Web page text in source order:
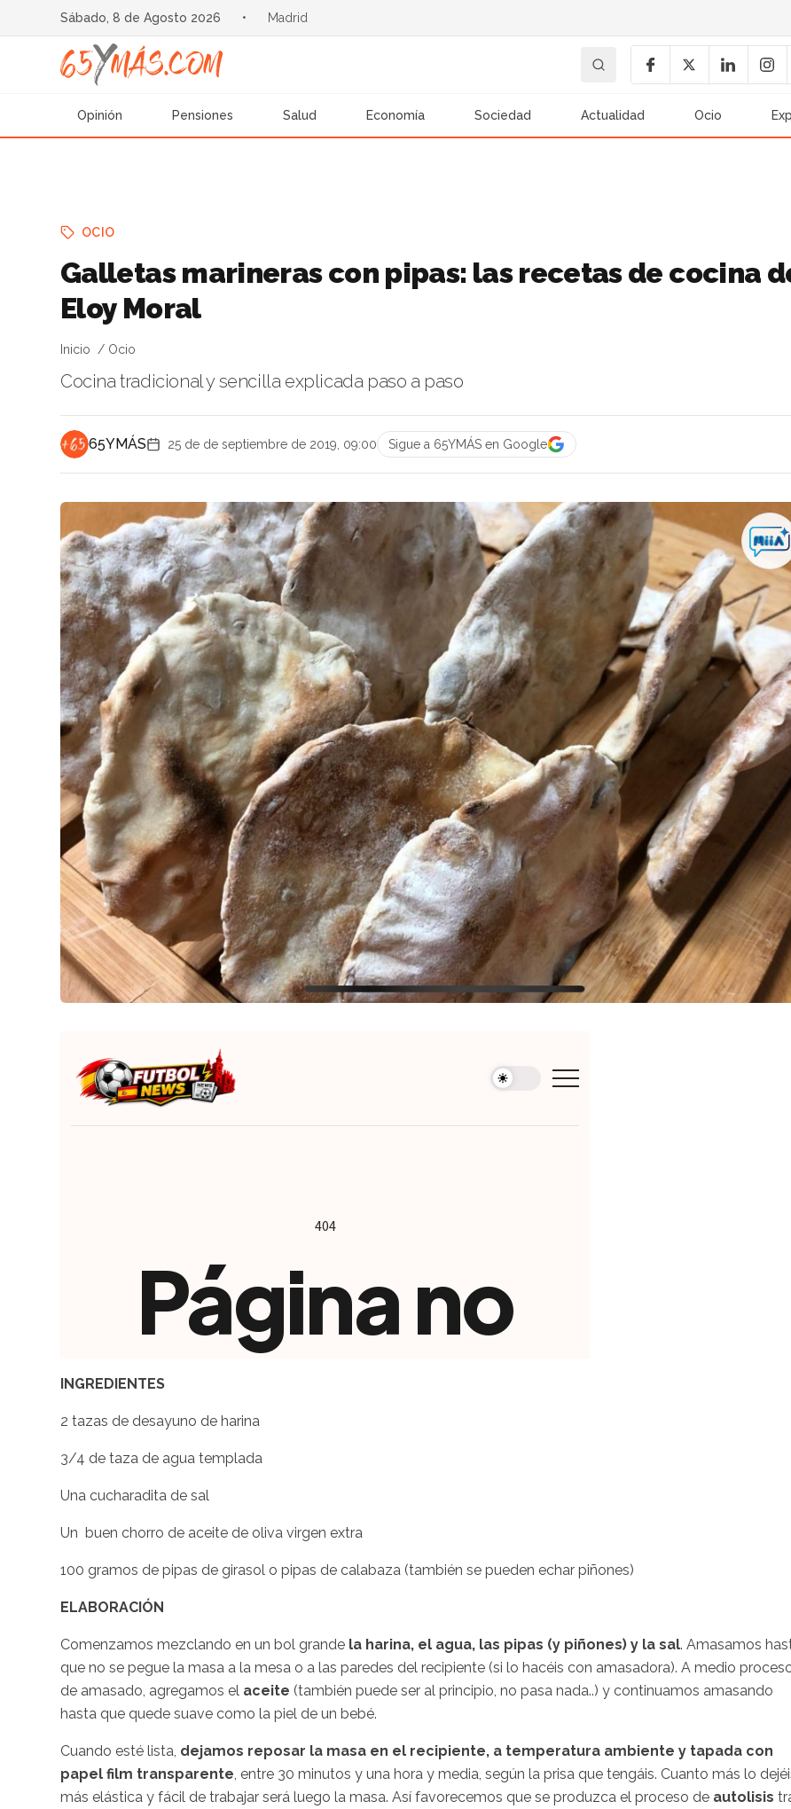
Sábado, 8 de Agosto 2026 • Madrid
Opinión Pensiones Salud Economía Sociedad Actualidad Ocio
OCIO
Galletas marineras con pipas: las recetas de cocina
Eloy Moral
Inicio Ocio
Cocina tradicional y sencilla explicada paso a paso
65YMÁS 25 de de septiembre de 2019, 09:00 Sigue a 65YMÁS en Google
INGREDIENTES
2 tazas de desayuno de harina
3/4 de taza de agua templada
Una cucharadita de sal
Un buen chorro de aceite de oliva virgen extra
100 gramos de pipas de girasol o pipas de calabaza (también se pueden echar piñones)
ELABORACIÓN
Comenzamos mezclando en un bol grande la harina, el agua, las pipas (y piñones) y la sal. Amasamos
que no se pegue la masa a la mesa o a las paredes del recipiente (si lo hacéis con amasadora). A medio
de amasado, agregamos el aceite (también puede ser al principio, no pasa nada..) y continuamos amasando
hasta que quede suave como la piel de un bebé.
Cuando esté lista, dejamos reposar la masa en el recipiente, a temperatura ambiente y tapada con
papel film transparente , entre 30 minutos y una hora y media, según la prisa que tengáis. Cuanto más lo
más elástica y fácil de trabajar será luego la masa. Así favorecemos que se produzca el proceso de autolisis